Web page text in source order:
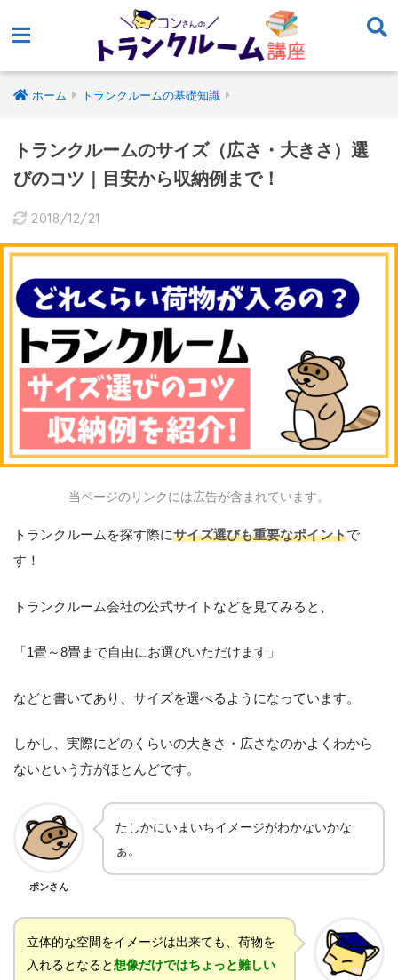
ホーム トランクルームの基礎知識
トランクルームのサイズ（広さ・大きさ）選
びのコツ｜目安から収納例まで！
2018/12/21
当ページのリンクには広告が含まれています。
トランクルームを探す際にサイズ選びも重要なポイントで
す！
トランクルーム会社の公式サイトなどを見てみると、
「1畳～8畳まで自由にお選びいただけます」
などと書いてあり、サイズを選べるようになっています。
しかし、実際にどのくらいの大きさ・広さなのかよくわから
ないという方がほとんどです。
ポンさん
たしかにいまいちイメージがわかないかな
ぁ。
立体的な空間をイメージは出来ても、荷物を
入れるとなると想像だけではちょっと難しい